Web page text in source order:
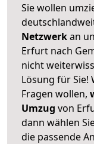
Sie wollen
Netzwerkan
Erfurt nach
nicht
Lösung für Sie!
Fragen wollen,
Umzug von
dann wählen
die passende